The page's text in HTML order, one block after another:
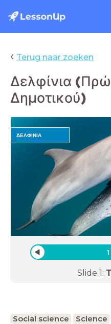
‹ Terug naar zoeken
Δελφίνια
Δημοτικού)
ΔΕΛΦΙΝΙΑ
1
Slide 1:
Social science Science